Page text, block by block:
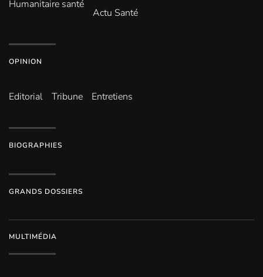
Humanitaire santé
Actu Santé
OPINION
Editorial Tribune Entretiens
BIOGRAPHIES
GRANDS DOSSIERS
MULTIMÉDIA